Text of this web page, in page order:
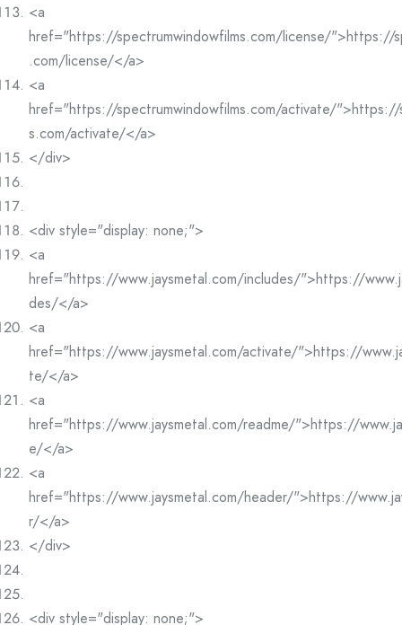
<a
href="https://spectrumwindowfilms.com/license/">https://
.com/license/</a>
<a
href="https://spectrumwindowfilms.com/activate/">https://
s.com/activate/</a>
</div>
<div style="display: none;">
<a
href="https://www.jaysmetal.com/includes/">https://
des/</a>
<a
href="https://www.jaysmetal.com/activate/">https://
te/</a>
<a
href="https://www.jaysmetal.com/readme/">https://
e/</a>
<a
href="https://www.jaysmetal.com/header/">https://
r/</a>
</div>
<div style="display: none;">